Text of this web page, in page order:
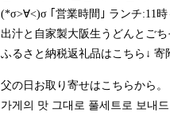
(*σ>∀<)σ ｢営業時間｣ ランチ:11
出汁と自家製大阪生うどんとご
ふるさと納税返礼品はこちら↓ 寄
父の日お取り寄せはこちらから。
가게의 맛 그대로 풀세트로 보내드